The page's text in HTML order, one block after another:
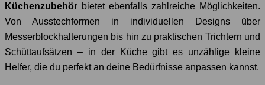
Küchenzubehör bietet ebenfalls zahlreiche Möglichkeiten.
Von Ausstechformen in individuellen Designs über
Messerblockhalterungen bis hin zu praktischen Trichtern und
Schüttaufsätzen – in der Küche gibt es unzählige kleine
Helfer, die du perfekt an deine Bedürfnisse anpassen kannst.